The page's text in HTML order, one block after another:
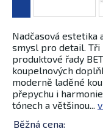
Nadčasová estetika
smysl pro detail. Tři
produktové řady
koupelnových
moderně laděné
přepychu i
tónech a většinou...
Běžná cena: